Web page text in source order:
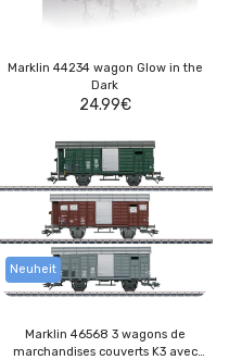
Marklin 44234 wagon Glow in the
Dark
24.99€
Neuheit
Marklin 46568 3 wagons de
marchandises couverts K3 avec